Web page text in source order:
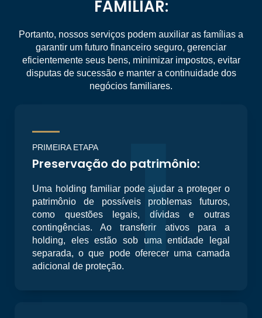
FAMILIAR:
Portanto, nossos serviços podem auxiliar as famílias a
garantir um futuro financeiro seguro, gerenciar
eficientemente seus bens, minimizar impostos, evitar
disputas de sucessão e manter a continuidade dos
negócios familiares.
PRIMEIRA ETAPA
Preservação do patrimônio:
Uma holding familiar pode ajudar a proteger o
patrimônio de possíveis problemas futuros,
como questões legais, dívidas e outras
contingências. Ao transferir ativos para a
holding, eles estão sob uma entidade legal
separada, o que pode oferecer uma camada
adicional de proteção. 1